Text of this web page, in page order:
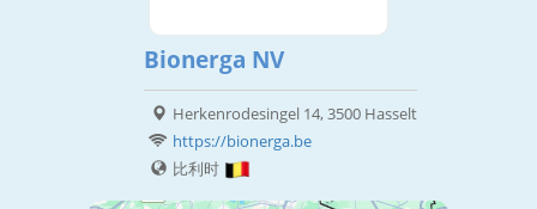
Bionerga NV
Herkenrodesingel 14, 3500 Hasselt
https://bionerga.be
比利时